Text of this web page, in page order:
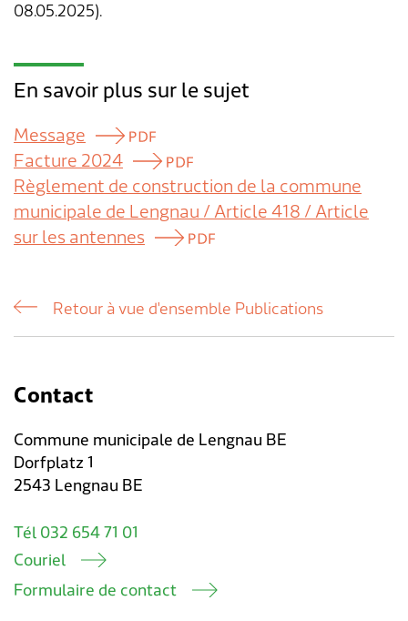
08.05.2025).
En savoir plus sur le sujet
Message
Facture 2024
Règlement de construction de la commune
municipale de Lengnau / Article 418 / Article
sur les antennes
Retour à vue d'ensemble Publications
Contact
Commune municipale de Lengnau BE
Dorfplatz 1
2543 Lengnau BE
Tél 032 654 71 01
Couriel
Formulaire de contact